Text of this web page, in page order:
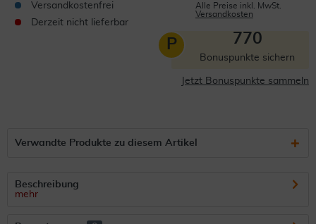
Versandkostenfrei
Derzeit nicht lieferbar
Alle Preise inkl. MwSt.
Versandkosten
P 770
Bonuspunkte sichern
Jetzt Bonuspunkte sammeln
Verwandte Produkte zu diesem Artikel
Beschreibung
mehr